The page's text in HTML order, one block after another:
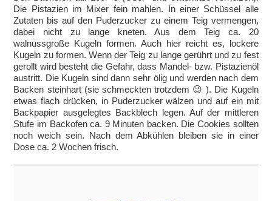
Die Pistazien im Mixer fein mahlen. In einer Schüssel alle
Zutaten bis auf den Puderzucker zu einem Teig vermengen,
dabei nicht zu lange kneten. Aus dem Teig ca. 20
walnussgroße Kugeln formen. Auch hier reicht es, lockere
Kugeln zu formen. Wenn der Teig zu lange gerührt und zu fest
gerollt wird besteht die Gefahr, dass Mandel- bzw. Pistazienöl
austritt. Die Kugeln sind dann sehr ölig und werden nach dem
Backen steinhart (sie schmeckten trotzdem 😉 ). Die Kugeln
etwas flach drücken, in Puderzucker wälzen und auf ein mit
Backpapier ausgelegtes Backblech legen. Auf der mittleren
Stufe im Backofen ca. 9 Minuten backen. Die Cookies sollten
noch weich sein. Nach dem Abkühlen bleiben sie in einer
Dose ca. 2 Wochen frisch.